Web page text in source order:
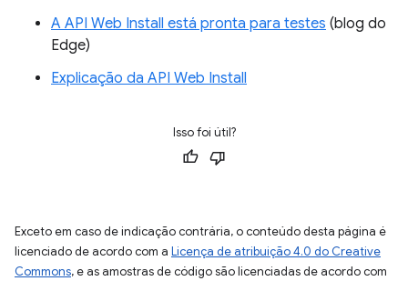
A API Web Install está pronta para testes (blog do
Edge)
Explicação da API Web Install
Isso foi útil?
Exceto em caso de indicação contrária, o conteúdo desta página é
licenciado de acordo com a Licença de atribuição 4.0 do Creative
Commons, e as amostras de código são licenciadas de acordo com